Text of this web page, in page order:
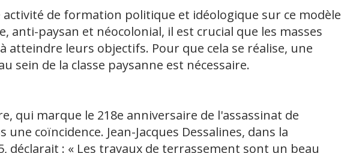
activité de formation politique et idéologique sur ce modèle
anti-paysan et néocolonial, il est crucial que les masses
atteindre leurs objectifs. Pour que cela se réalise, une
sein de la classe paysanne est nécessaire.
qui marque le 218e anniversaire de l'assassinat de
une coïncidence. Jean-Jacques Dessalines, dans la
déclarait : « Les travaux de terrassement sont un beau